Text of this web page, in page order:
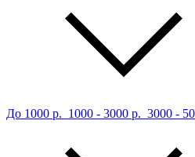
До 1000 р. 1000 - 3000 р. 3000 -